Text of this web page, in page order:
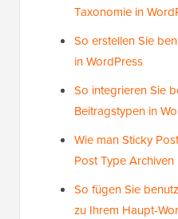
Beitragstypen
Wann benötigen
Beitragstyp oder
So erstellen Sie
So integrieren Sie
Wie man Sticky